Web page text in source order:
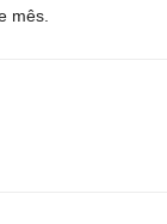
mês.